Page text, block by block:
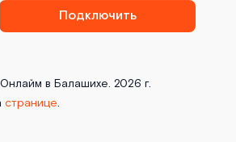
Подключить
в Балашихе. 2026 г.
странице.